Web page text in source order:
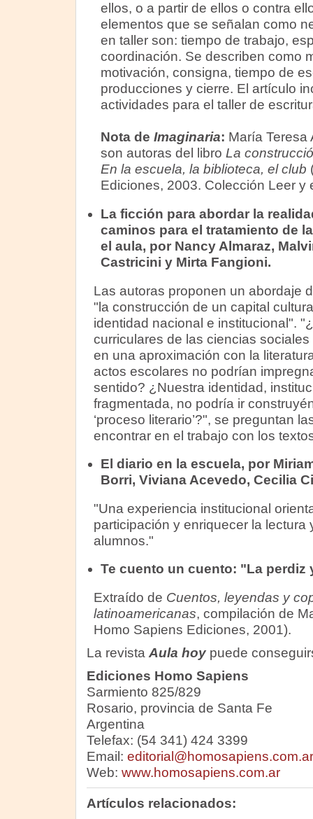
ellos, o a partir de ellos o contra
elementos que se señalan como
en taller son: tiempo de trabajo,
coordinación. Se describen como
motivación, consigna, tiempo de
producciones y cierre. El artículo
actividades para el taller de
Nota de Imaginaria: María Teresa
son autoras del libro La
En la escuela, la biblioteca, el club
Ediciones, 2003. Colección Leer y
La ficción para abordar la
caminos para el tratamiento de
el aula, por Nancy Almaraz,
Castricini y Mirta Fangioni.
Las autoras proponen un abordaje
"la construcción de un capital
identidad nacional e institucional".
curriculares de las ciencias
en una aproximación con la
actos escolares no podrían
sentido? ¿Nuestra identidad,
fragmentada, no podría ir
‘proceso literario’?", se preguntan
encontrar en el trabajo con los
El diario en la escuela, por
Borri, Viviana Acevedo, Cecilia
"Una experiencia institucional
participación y enriquecer la lectura
alumnos."
Te cuento un cuento: "La perdiz
Extraído de Cuentos, leyendas y
latinoamericanas, compilación de
Homo Sapiens Ediciones, 2001).
La revista Aula hoypuede
Ediciones Homo Sapiens
Sarmiento 825/829
Rosario, provincia de Santa Fe
Argentina
Telefax: (54 341) 424 3399
Email: editorial@homosapiens.com.ar
Web: www.homosapiens.com.ar
Artículos relacionados: